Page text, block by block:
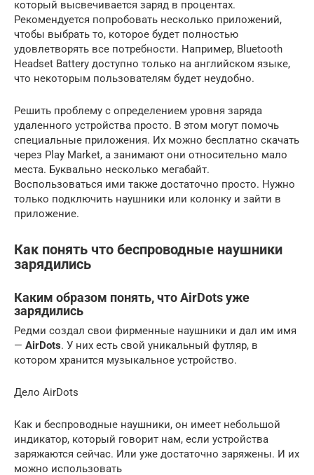
который высвечивается заряд в процентах.
Рекомендуется попробовать несколько приложений,
чтобы выбрать то, которое будет полностью
удовлетворять все потребности. Например, Bluetooth
Headset Battery доступно только на английском языке,
что некоторым пользователям будет неудобно.
Решить проблему с определением уровня заряда
удаленного устройства просто. В этом могут помочь
специальные приложения. Их можно бесплатно скачать
через Play Market, а занимают они относительно мало
места. Буквально несколько мегабайт.
Воспользоваться ими также достаточно просто. Нужно
только подключить наушники или колонку и зайти в
приложение.
Как понять что беспроводные наушники
зарядились
Каким образом понять, что AirDots уже
зарядились
Редми создал свои фирменные наушники и дал им имя
— AirDots. У них есть свой уникальный футляр, в
котором хранится музыкальное устройство.
Дело AirDots
Как и беспроводные наушники, он имеет небольшой
индикатор, который говорит нам, если устройства
заряжаются сейчас. Или уже достаточно заряжены. И их
можно использовать